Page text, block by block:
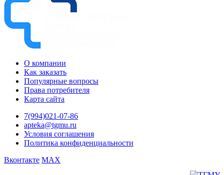
О компании
Как заказать
Популярные вопросы
Права потребителя
Карта сайта
7(994)021-07-86
apteka@tgmu.ru
Условия соглашения
Политика конфиденциальности
Вконтакте MAX